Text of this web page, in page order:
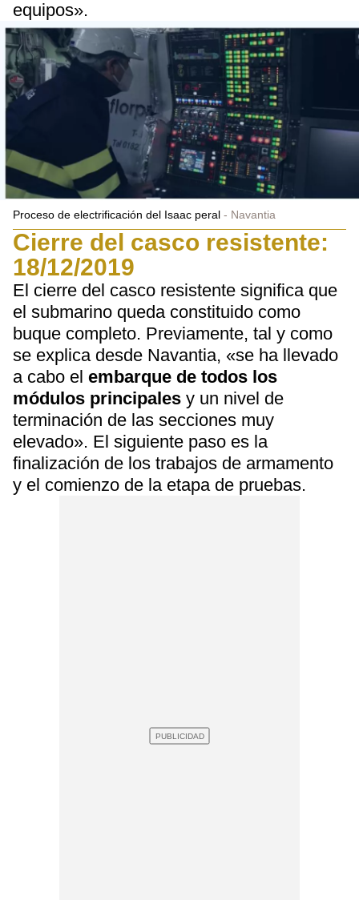
equipos».
Proceso de electrificación del Isaac peral Navantia
Cierre del casco resistente:
18/12/2019
El cierre del casco resistente significa que
el submarino queda constituido como
buque completo. Previamente, tal y como
se explica desde Navantia, «se ha llevado
a cabo el embarque de todos los
módulos principales y un nivel de
terminación de las secciones muy
elevado». El siguiente paso es la
finalización de los trabajos de armamento
y el comienzo de la etapa de pruebas.